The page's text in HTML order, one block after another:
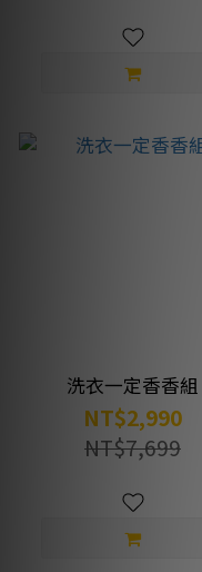
洗衣一定香香組
NT$2,990
NT$7,699